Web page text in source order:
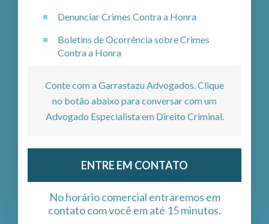
Denunciar Crimes Contra a Honra
Boletins de Ocorrência sobre Crimes
Contra a Honra
Conte com a Garrastazu Advogados. Clique
no botão abaixo para conversar com um
Advogado Especialista em Direito Criminal.
ENTRE EM CONTATO
No horário comercial entraremos em
contato com você em até 15 minutos.